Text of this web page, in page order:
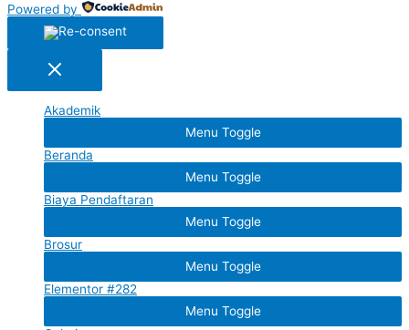
Powered by
Akademik
Menu Toggle
Beranda
Menu Toggle
Biaya Pendaftaran
Menu Toggle
Brosur
Menu Toggle
Elementor #282
Menu Toggle